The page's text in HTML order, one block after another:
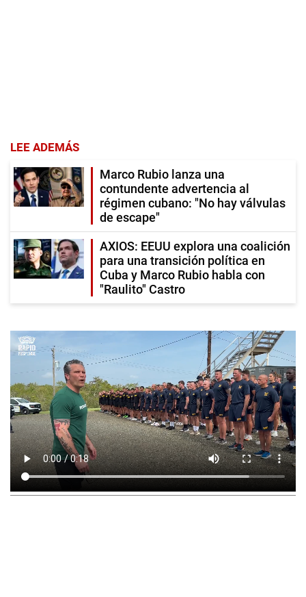
LEE ADEMÁS
Marco Rubio lanza una
contundente advertencia al
régimen cubano: "No hay válvulas
de escape"
AXIOS: EEUU explora una coalición
para una transición política en
Cuba y Marco Rubio habla con
"Raulito" Castro